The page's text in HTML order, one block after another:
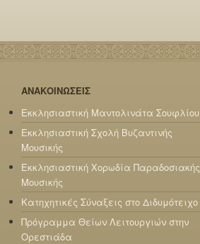
ΑΝΑΚΟΙΝΩΣΕΙΣ
Εκκλησιαστική Μαντολινάτα Σουφλίου
Εκκλησιαστική Σχολή Βυζαντινής
Μουσικής
Εκκλησιαστική Χορωδία Παραδοσιακής
Μουσικής
Κατηχητικές Σύναξεις στο Διδυμότειχο
Πρόγραμμα Θείων Λειτουργιών στην
Ορεστιάδα